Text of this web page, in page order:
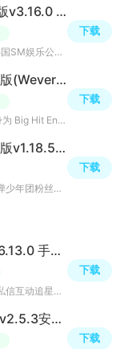
CO.BENX.WEVERSE中文版v3.16.0 最新版
co.benx.weverse中文版是一款由韩国SM娱乐公司开发的粉丝互动平台，旨在为全球粉丝提供一个与偶像艺人进行实
下载
Wvs Shop中文版官方免费版(Weverse Shop)v1.18.5 最新版
Weverse Shop 是 HYBE 公司（前身为 Big Hit Entertainment）为全球粉丝打造的一站式官方周边购物平台。它和
下载
Weverse Shop安卓版最新版v1.18.5 安卓版
WeverseShop安卓版最新版是为防弹少年团粉丝们准备的商城应用，粉丝朋友们可以在上面购买各种独家商品、艺术
下载
pluschat官方下载最新版16.13.0 手机版
K-POP 官方粉丝社区、艺人一对一私信互动追星软件。PlusChat是韩国Mnet官方推出的正版粉丝互动平台，对标韩
下载
豆豆饭app官方版追星软件v2.5.3安卓版
下载